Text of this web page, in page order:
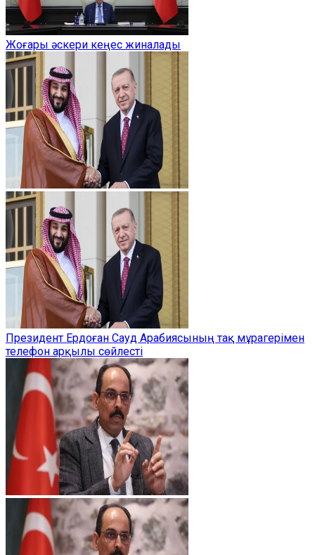
Жоғары әскери кеңес жиналады
Президент Ердоған Сауд Арабиясының тақ мұрагерімен
телефон арқылы сөйлесті